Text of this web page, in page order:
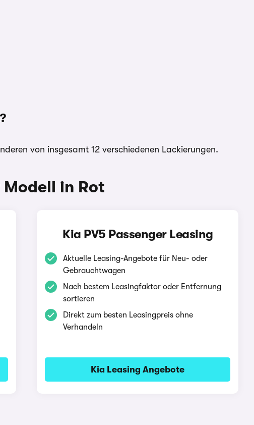
von insgesamt 12 verschiedenen Lackierungen.
Modell in Rot
Kia PV5 Passenger Leasing
Aktuelle Leasing-Angebote für Neu- oder
Gebrauchtwagen
Nach bestem Leasingfaktor oder Entfernung
sortieren
Direkt zum besten Leasingpreis ohne
Verhandeln
Kia Leasing Angebote